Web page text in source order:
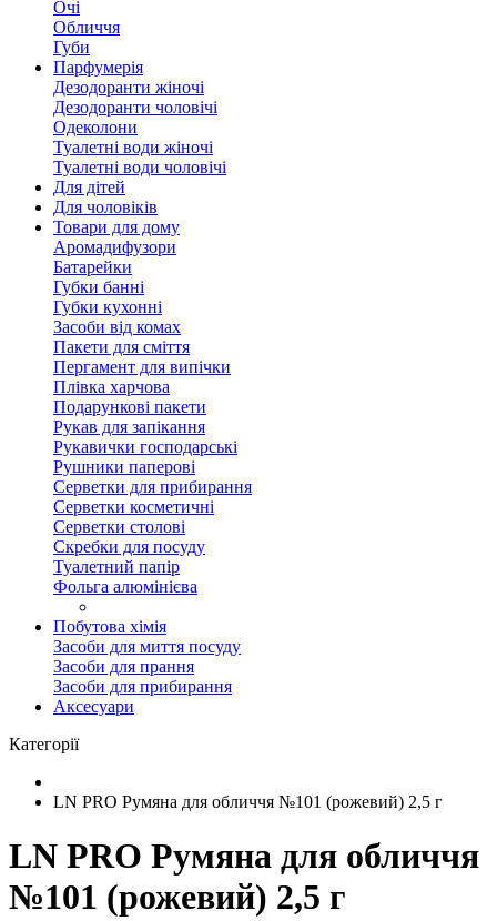
Очі
Обличчя
Губи
Парфумерія
Дезодоранти жіночі
Дезодоранти чоловічі
Одеколони
Туалетні води жіночі
Туалетні води чоловічі
Для дітей
Для чоловіків
Товари для дому
Аромадифузори
Батарейки
Губки банні
Губки кухонні
Засоби від комах
Пакети для сміття
Пергамент для випічки
Плівка харчова
Подарункові пакети
Рукав для запікання
Рукавички господарські
Рушники паперові
Серветки для прибирання
Серветки косметичні
Серветки столові
Скребки для посуду
Туалетний папір
Фольга алюмінієва
Побутова хімія
Засоби для миття посуду
Засоби для прання
Засоби для прибирання
Аксесуари
Категорії
LN PRO Румяна для обличчя №101 (рожевий) 2,5 г
LN PRO Румяна для обличчя
№101 (рожевий) 2,5 г